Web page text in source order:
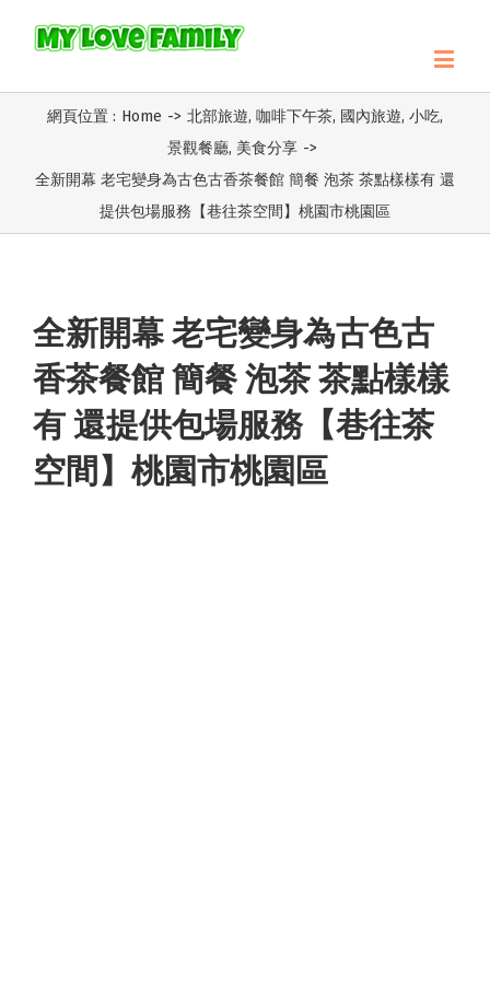
網頁位置 : Home -> 北部旅遊, 咖啡下午茶, 國內旅遊, 小吃,
景觀餐廳, 美食分享 ->
全新開幕 老宅變身為古色古香茶餐館 簡餐 泡茶 茶點樣樣有 還
提供包場服務【巷往茶空間】桃園市桃園區
全新開幕 老宅變身為古色古
香茶餐館 簡餐 泡茶 茶點樣樣
有 還提供包場服務【巷往茶
空間】桃園市桃園區